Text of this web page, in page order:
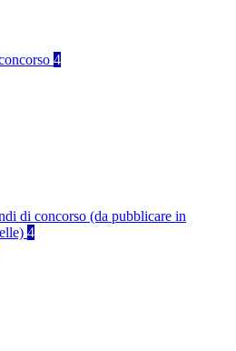
4
di concorso (da pubblicare in
4